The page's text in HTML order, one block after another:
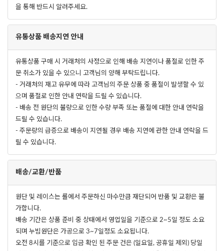
을 통해 반드시 알려주세요.
유통상품 배송지연 안내
유통상품 구매 시 거래처의 사정으로 인해 배송 지연이나 품절로 인한 주
문 취소가 있을 수 있으니 고객님의 양해 부탁드립니다.
- 거래처의 재고 유무에 따라 고객님의 주문 상품 중 품절이 발생할 수 있
으며 품절로 인한 안내 연락을 드릴 수 있습니다.
- 배송 전 원단의 불량으로 인한 수량 부족 또는 품절에 대한 안내 연락을
드릴 수 있습니다.
- 주문량의 급증으로 배송이 지연될 경우 배송 지연에 관한 안내 연락을 드
릴 수 있습니다.
배송/교환/반품
원단 및 레이스는 롤에서 주문하신 마수만큼 재단되어 반품 및 교환은 불
가합니다.
배송 기간은 상품 준비 중 상태에서 영업일을 기준으로 2~5일 정도 소요
되며 누빔원단은 가공으로 3~7일정도 소요됩니다.
오전 8시를 기준으로 입금 확인 된 주문 건은 (일요일, 공휴일 제외) 당일